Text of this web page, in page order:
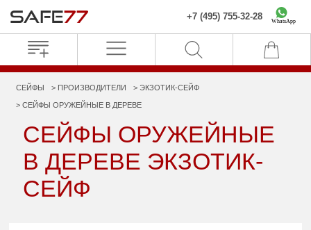
+7 (495) 755-32-28 WhatsApp
СЕЙФЫ ПРОИЗВОДИТЕЛИ ЭКЗОТИК-СЕЙФ
СЕЙФЫ ОРУЖЕЙНЫЕ В ДЕРЕВЕ
СЕЙФЫ ОРУЖЕЙНЫЕ
В ДЕРЕВЕ ЭКЗОТИК-
СЕЙФ